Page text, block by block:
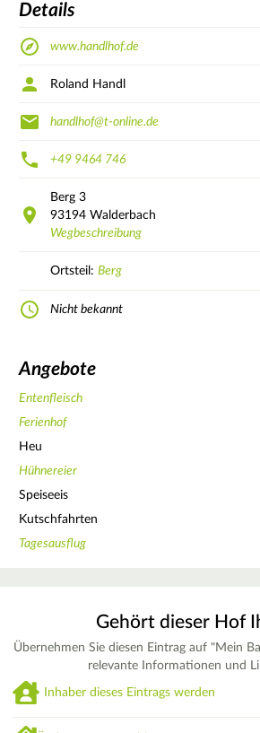
Details
www.handlhof.de
Roland Handl
handlhof@t-online.de
+49 9464 746
Berg 3
93194 Walderbach
Wegbeschreibung
Ortsteil: Berg
Nicht bekannt
Angebote
Entenfleisch
Ferienhof
Heu
Hühnereier
Speiseeis
Kutschfahrten
Tagesausflug
Gehört dieser Hof
Übernehmen Sie diesen Eintrag auf "Mein
relevante Informationen und
Inhaber dieses Eintrags werden